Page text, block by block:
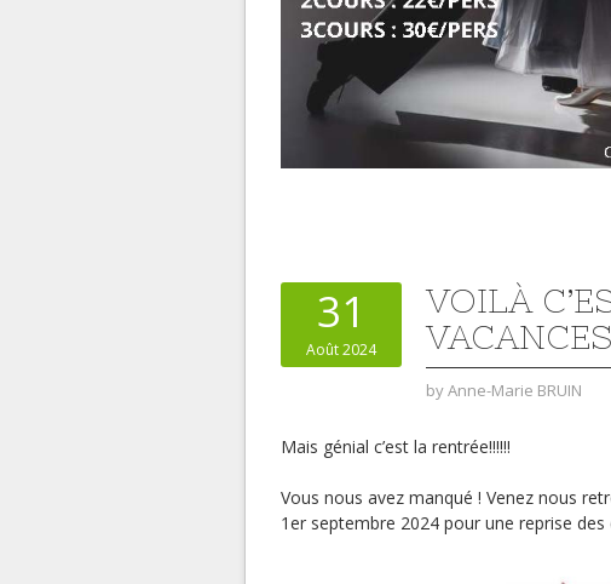
31
Août 2024
VOILÀ
byAnne-Marie BRUIN
Mais génial c’est la rentrée!!!!!!
Vous nous avez manqué ! Venez nous
1er septembre 2024 pour une reprise des